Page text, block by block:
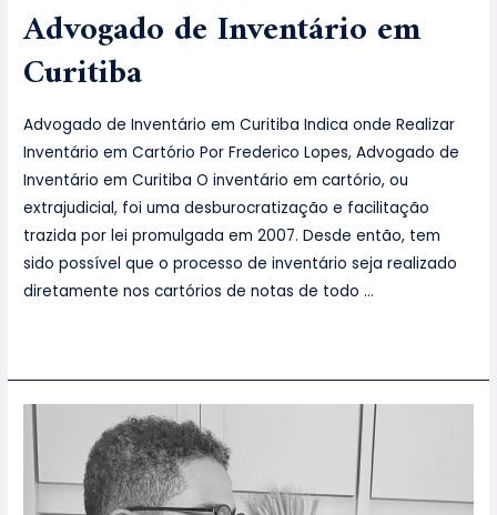
Advogado de Inventário em
Curitiba
Advogado de Inventário em Curitiba Indica onde Realizar
Inventário em Cartório Por Frederico Lopes, Advogado de
Inventário em Curitiba O inventário em cartório, ou
extrajudicial, foi uma desburocratização e facilitação
trazida por lei promulgada em 2007. Desde então, tem
sido possível que o processo de inventário seja realizado
diretamente nos cartórios de notas de todo …